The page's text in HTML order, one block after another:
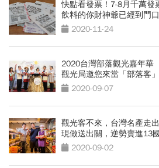
快點看發票！7-8月千萬
飲料的你財神爺已經到門
2020-11-24
2020台灣部落觀光嘉年
觀光局邀您來當「部落客」
2020-09-07
觀光客不來，台灣名產走
現做送出關，逆勢賣進13國
2020-09-02